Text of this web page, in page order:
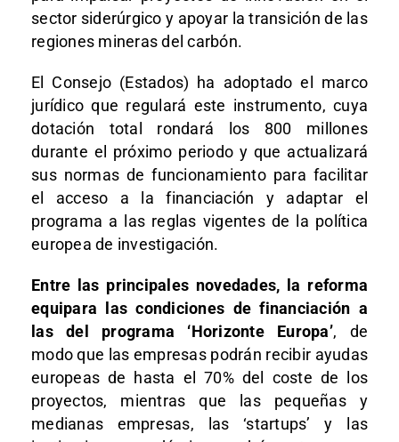
sector siderúrgico y apoyar la transición de las
regiones mineras del carbón.
El Consejo (Estados) ha adoptado el marco
jurídico que regulará este instrumento, cuya
dotación total rondará los 800 millones
durante el próximo periodo y que actualizará
sus normas de funcionamiento para facilitar
el acceso a la financiación y adaptar el
programa a las reglas vigentes de la política
europea de investigación.
Entre las principales novedades, la reforma
equipara las condiciones de financiación a
las del programa ‘Horizonte Europa’, de
modo que las empresas podrán recibir ayudas
europeas de hasta el 70% del coste de los
proyectos, mientras que las pequeñas y
medianas empresas, las ‘startups’ y las